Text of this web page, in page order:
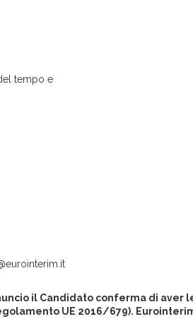
tempo e
il Candidato conferma di
UE 2016/679). Eurointerim